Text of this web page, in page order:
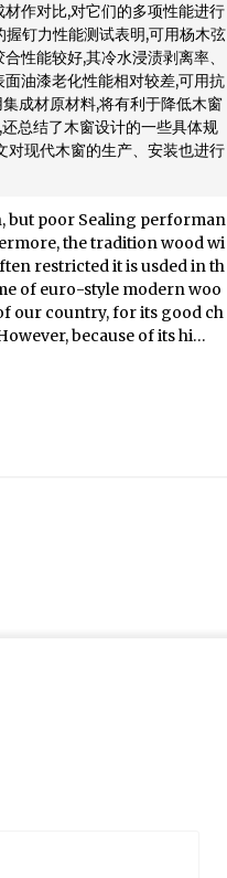
作对比,对它们的多项性能进行
钉力性能测试表明,可用杨木弦
性能较好,其冷水浸渍剥离率、
油漆老化性能相对较差,可用抗
成材原材料,将有利于降低木窗
总结了木窗设计的一些具体规
对现代木窗的生产、安装也进行
but poor Sealing performan
the tradition wood wi
restricted it is usded in th
of euro-style modern woo
our country, for its good ch
because of its hi…